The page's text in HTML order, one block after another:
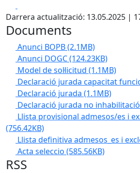
Darrera actualització: 13.05.2025 |
Documents
Anunci BOPB(2.1MB)
Anunci DOGC(124.23KB)
Model de sol·licitud (1.1MB)
Declaració jurada capacitat
Declaració jurada (1.1MB)
Declaració jurada no inhabilitació
Llista provisional admesos/es i
(756.42KB)
Llista definitiva admesos_es i
Acta seleccio (585.56KB)
RSS